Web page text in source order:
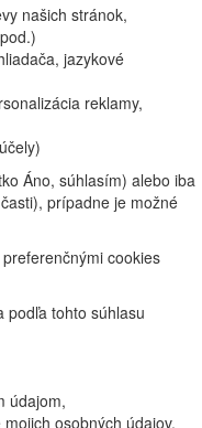
našich stránok,
jazykové
reklamy,
Áno, súhlasím) alebo iba
prípadne je možné
cookies
podľa tohto súhlasu
údajom,
osobných údajov,